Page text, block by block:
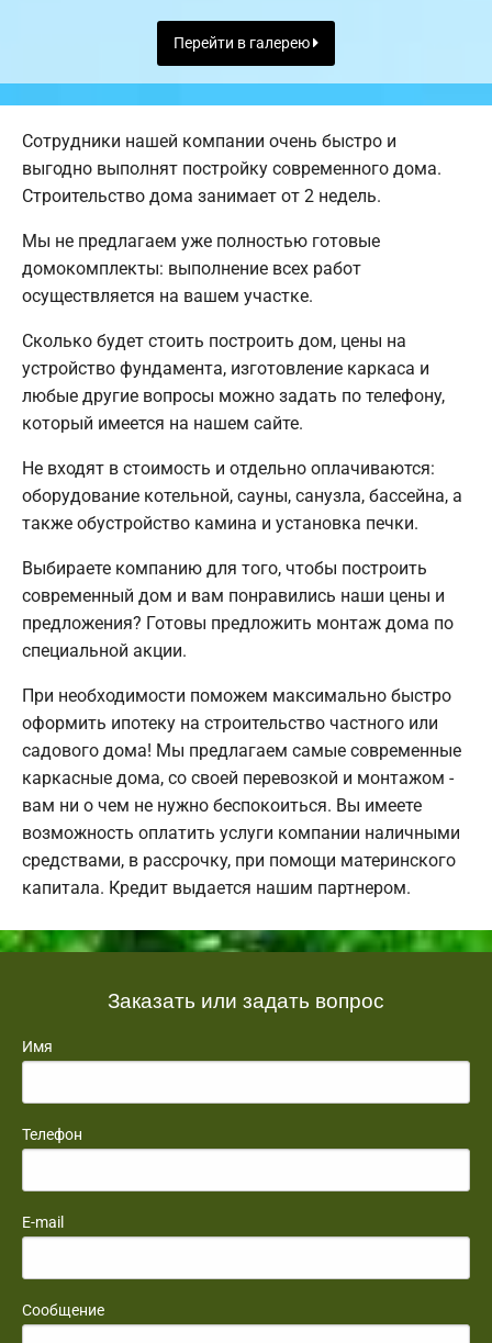
Перейти в галерею
Сотрудники нашей компании очень быстро и
выгодно выполнят постройку современного дома.
Строительство дома занимает от 2 недель.
Мы не предлагаем уже полностью готовые
домокомплекты: выполнение всех работ
осуществляется на вашем участке.
Сколько будет стоить построить дом, цены на
устройство фундамента, изготовление каркаса и
любые другие вопросы можно задать по телефону,
который имеется на нашем сайте.
Не входят в стоимость и отдельно оплачиваются:
оборудование котельной, сауны, санузла, бассейна, а
также обустройство камина и установка печки.
Выбираете компанию для того, чтобы построить
современный дом и вам понравились наши цены и
предложения? Готовы предложить монтаж дома по
специальной акции.
При необходимости поможем максимально быстро
оформить ипотеку на строительство частного или
садового дома! Мы предлагаем самые современные
каркасные дома, со своей перевозкой и монтажом -
вам ни о чем не нужно беспокоиться. Вы имеете
возможность оплатить услуги компании наличными
средствами, в рассрочку, при помощи материнского
капитала. Кредит выдается нашим партнером.
Заказать или задать вопрос
Имя
Телефон
E-mail
Сообщение